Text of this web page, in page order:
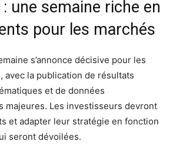
une semaine riche en
pour les marchés
s’annonce décisive pour les
avec la publication de résultats
et de données
majeures. Les investisseurs devront
et adapter leur stratégie en fonction
seront dévoilées.